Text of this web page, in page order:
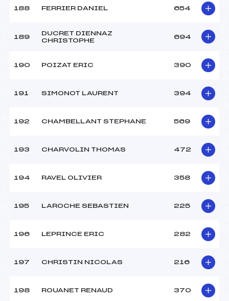
188 FERRIER DANIEL 654
189
DUCRET DIENNAZ
CHRISTOPHE
694
190 POIZAT ERIC 390
191 SIMONOT LAURENT 394
192 CHAMBELLANT STEPHANE 569
193 CHARVOLIN THOMAS 472
194 RAVEL OLIVIER 358
195 LAROCHE SEBASTIEN 225
196 LEPRINCE ERIC 282
197 CHRISTIN NICOLAS 216
198 ROUANET RENAUD 370